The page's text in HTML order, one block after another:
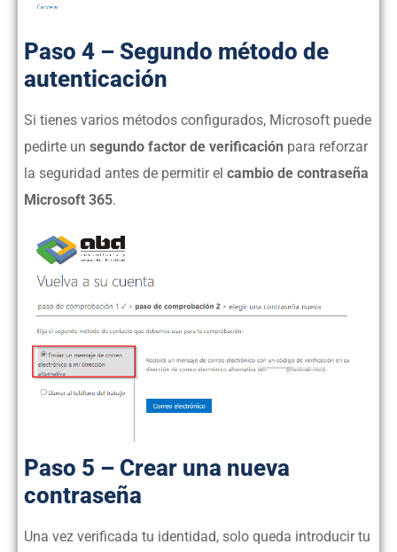
Paso 4 – Segundo método de
autenticación
Si tienes varios métodos configurados, Microsoft puede
pedirte un segundo factor de verificación para reforzar
la seguridad antes de permitir el cambio de contraseña
Microsoft 365.
Paso 5 – Crear una nueva
contraseña
Una vez verificada tu identidad, solo queda introducir tu